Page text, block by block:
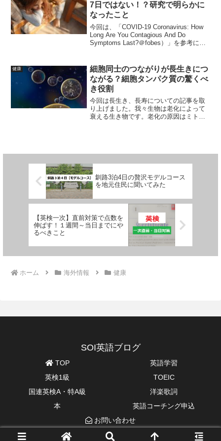
7日ではない！？研究で明らかに
なったこと
今回は、「COVID-19 Coronavirus: How
Long Are You Contagious And Do
Symptoms Last?＠fobes）」を参考に、
健康
細胞同士のつながりが長生きにつ
ながる？細胞タンパク質の驚くべ
き役割
今回は長生き、長寿についての記事を取
り上げました。我々生物は老化によって
衰える生き物です。老化の原因はミトコ
釧路3泊4日の贅沢モデルコース
を地元住民に聞いてみた
【英検一次】直前対策で点数を
伸ばす！１週間～当日までにや
るべきこと
ホーム 海外情報 健康
SOI英語ブログ
TOP
英語学習
英検1級
TOEIC
国連英検A・特A級
洋楽歌詞
本
英語コーチング申込
お問い合わせ
© 2019 SOI英語ブログ.